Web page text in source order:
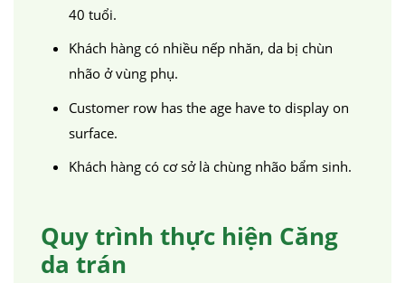
40 tuổi.
Khách hàng có nhiều nếp nhăn, da bị chùn
nhão ở vùng phụ.
Customer row has the age have to display on
surface.
Khách hàng có cơ sở là chùng nhão bẩm sinh.
Quy trình thực hiện Căng
da trán